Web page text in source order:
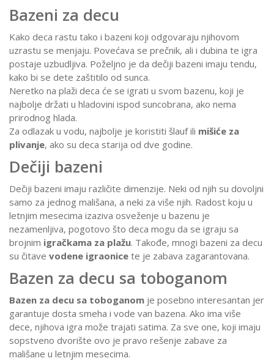
Bazeni za decu
Kako deca rastu tako i bazeni koji odgovaraju njihovom
uzrastu se menjaju. Povećava se prečnik, ali i dubina te igra
postaje uzbudljiva. Poželjno je da dečiji bazeni imaju tendu,
kako bi se dete zaštitilo od sunca.
Neretko na plaži deca će se igrati u svom bazenu, koji je
najbolje držati u hladovini ispod suncobrana, ako nema
prirodnog hlada.
Za odlazak u vodu, najbolje je koristiti šlauf ili mišiće za
plivanje, ako su deca starija od dve godine.
Dečiji bazeni
Dečiji bazeni imaju različite dimenzije. Neki od njih su dovoljni
samo za jednog mališana, a neki za više njih. Radost koju u
letnjim mesecima izaziva osveženje u bazenu je
nezamenljiva, pogotovo što deca mogu da se igraju sa
brojnim igračkama za plažu. Takođe, mnogi bazeni za decu
su čitave vodene igraonice te je zabava zagarantovana.
Bazen za decu sa toboganom
Bazen za decu sa toboganom je posebno interesantan jer
garantuje dosta smeha i vode van bazena. Ako ima više
dece, njihova igra može trajati satima. Za sve one, koji imaju
sopstveno dvorište ovo je pravo rešenje zabave za
mališane u letnjim mesecima.